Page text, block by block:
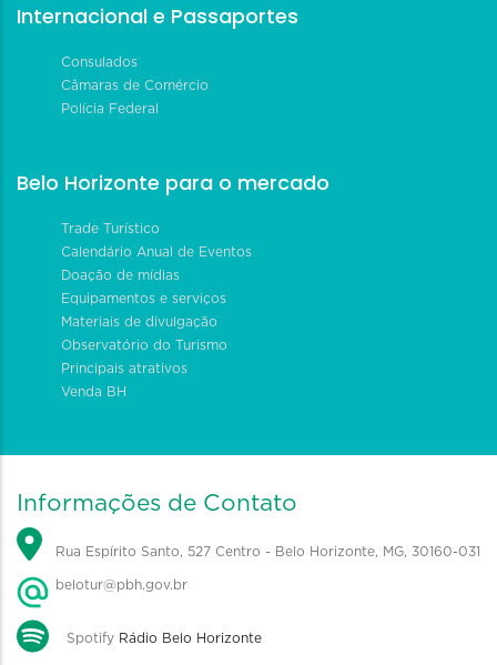
Internacional e Passaportes
Consulados
Câmaras de Comércio
Polícia Federal
Belo Horizonte para o mercado
Trade Turístico
Calendário Anual de Eventos
Doação de mídias
Equipamentos e serviços
Materiais de divulgação
Observatório do Turismo
Principais atrativos
Venda BH
Informações de Contato
Rua Espírito Santo, 527 Centro - Belo Horizonte, MG, 30160-031
belotur@pbh.gov.br
Spotify Rádio Belo Horizonte